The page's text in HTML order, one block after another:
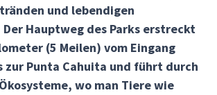
und lebendigen
Hauptweg des Parks erstreckt
(5 Meilen) vom Eingang
zur Punta Cahuita und führt durch
wo man Tiere wie